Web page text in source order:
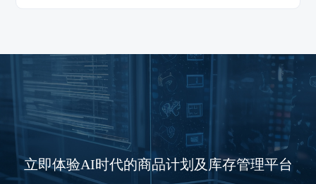
立即体验AI时代的商品计划及库存管理平台